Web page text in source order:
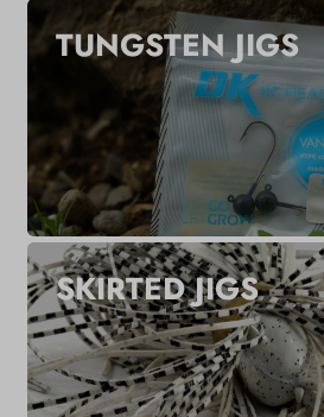
TUNGSTEN JIGS
SKIRTED JIGS